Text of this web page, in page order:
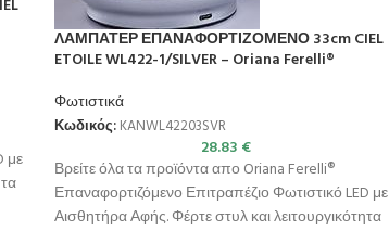
με
ΛΑΜΠΑΤΕΡ ΕΠΑΝΑΦΟΡΤΙΖΟΜΕΝΟ 33cm CIEL
ETOILE WL422-1/SILVER – Oriana Ferelli®
Φωτιστικά
Κωδικός: KANWL42203SVR
28.83 €
Βρείτε όλα τα προϊόντα απο Oriana Ferelli®
Επαναφορτιζόμενο Επιτραπέζιο Φωτιστικό LED με
Αισθητήρα Αφής. Φέρτε στυλ και λειτουργικότητα